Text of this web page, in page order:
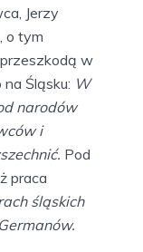
Jerzy
o tym
w
Śląsku: W
narodów
i
Pod
praca
śląskich